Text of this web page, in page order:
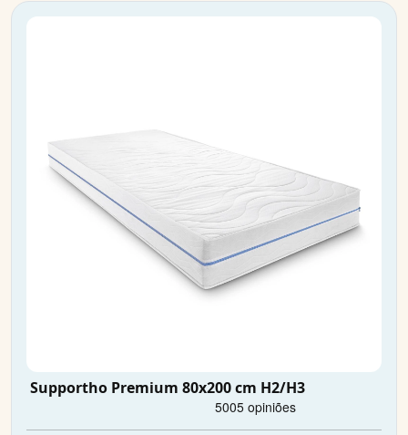
Supportho Premium 80x200 cm H2/H3